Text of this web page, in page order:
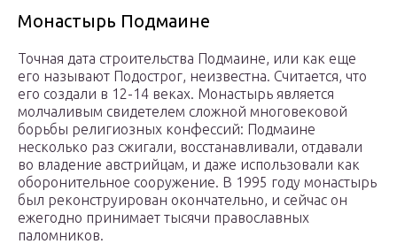
Монастырь Подмаине
Точная дата строительства Подмаине, или как еще
его называют Подострог, неизвестна. Считается, что
его создали в 12-14 веках. Монастырь является
молчаливым свидетелем сложной многовековой
борьбы религиозных конфессий: Подмаине
несколько раз сжигали, восстанавливали, отдавали
во владение австрийцам, и даже использовали как
оборонительное сооружение. В 1995 году монастырь
был реконструирован окончательно, и сейчас он
ежегодно принимает тысячи православных
паломников.